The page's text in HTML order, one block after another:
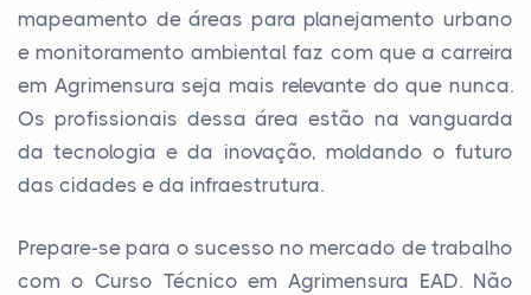
mapeamento de áreas para planejamento urbano
e monitoramento ambiental faz com que a carreira
em Agrimensura seja mais relevante do que nunca.
Os profissionais dessa área estão na vanguarda
da tecnologia e da inovação, moldando o futuro
das cidades e da infraestrutura.
Prepare-se para o sucesso no mercado de trabalho
com o Curso Técnico em Agrimensura EAD. Não